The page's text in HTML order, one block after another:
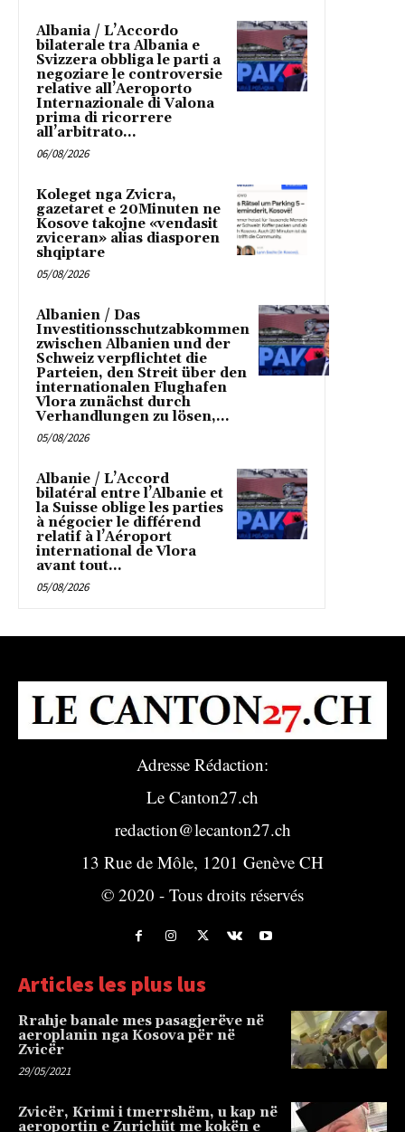
Albania / L’Accordo
bilaterale tra Albania e
Svizzera obbliga le parti a
negoziare le controversie
relative all’Aeroporto
Internazionale di Valona
prima di ricorrere
all’arbitrato...
06/08/2026
Koleget nga Zvicra,
gazetaret e 20Minuten ne
Kosove takojne «vendasit
zviceran» alias diasporen
shqiptare
05/08/2026
Albanien / Das
Investitionsschutzabkommen
zwischen Albanien und der
Schweiz verpflichtet die
Parteien, den Streit über den
internationalen Flughafen
Vlora zunächst durch
Verhandlungen zu lösen,...
05/08/2026
Albanie / L’Accord
bilatéral entre l’Albanie et
la Suisse oblige les parties
à négocier le différend
relatif à l’Aéroport
international de Vlora
avant tout...
05/08/2026
Adresse Rédaction:
Le Canton27.ch
redaction@lecanton27.ch
13 Rue de Môle, 1201 Genève CH
© 2020 - Tous droits réservés
Articles les plus lus
Rrahje banale mes pasagjerëve në
aeroplanin nga Kosova për në
Zvicër
29/05/2021
Zvicër, Krimi i tmerrshëm, u kap në
aeroportin e Zurichüt me kokën e